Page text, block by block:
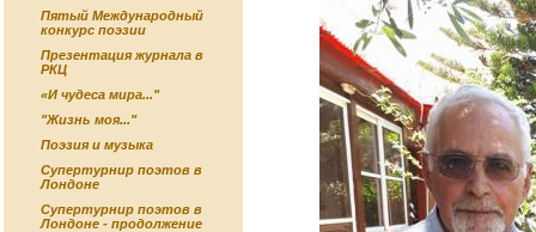
Пятый Международный
конкурс поэзии
Презентация журнала в
РКЦ
«И чудеса мира..."
"Жизнь моя..."
Поэзия и музыка
Супертурнир поэтов в
Лондоне
Супертурнир поэтов в
Лондоне - продолжение